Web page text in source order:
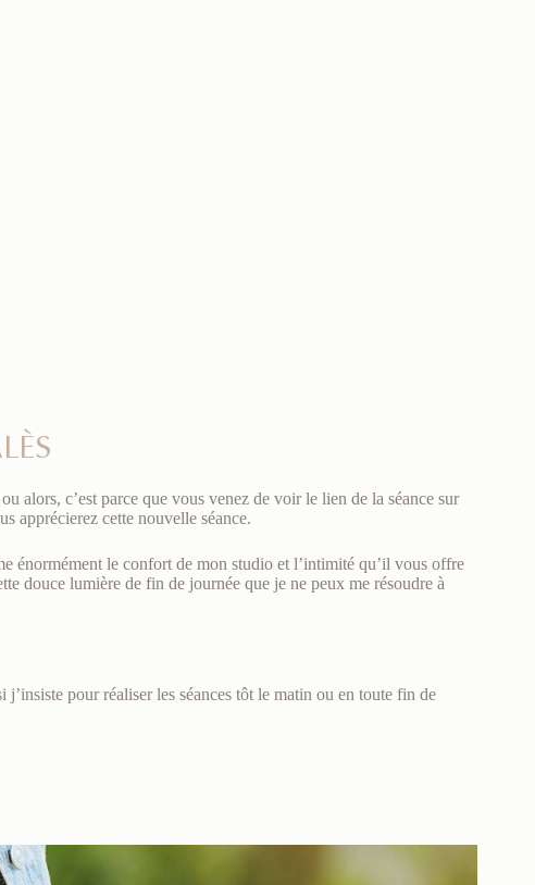
alors, c’est parce que vous venez de voir le lien de la séance sur
apprécierez cette nouvelle séance.
énormément le confort de mon studio et l’intimité qu’il vous offre
douce lumière de fin de journée que je ne peux me résoudre à
pour réaliser les séances tôt le matin ou en toute fin de